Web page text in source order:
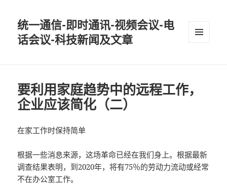
统一通信-即时通讯-视频会议-电
话会议-科技新闻及文章
要利用家庭趋势中的远程工作，
企业应该简化（二）
在家工作时保持简单
根据一些消息来源，这场革命已经在我们身上。根据最新
调查结果表明，到2020年，将有75％的劳动力流动或经常
不在办公室工作。